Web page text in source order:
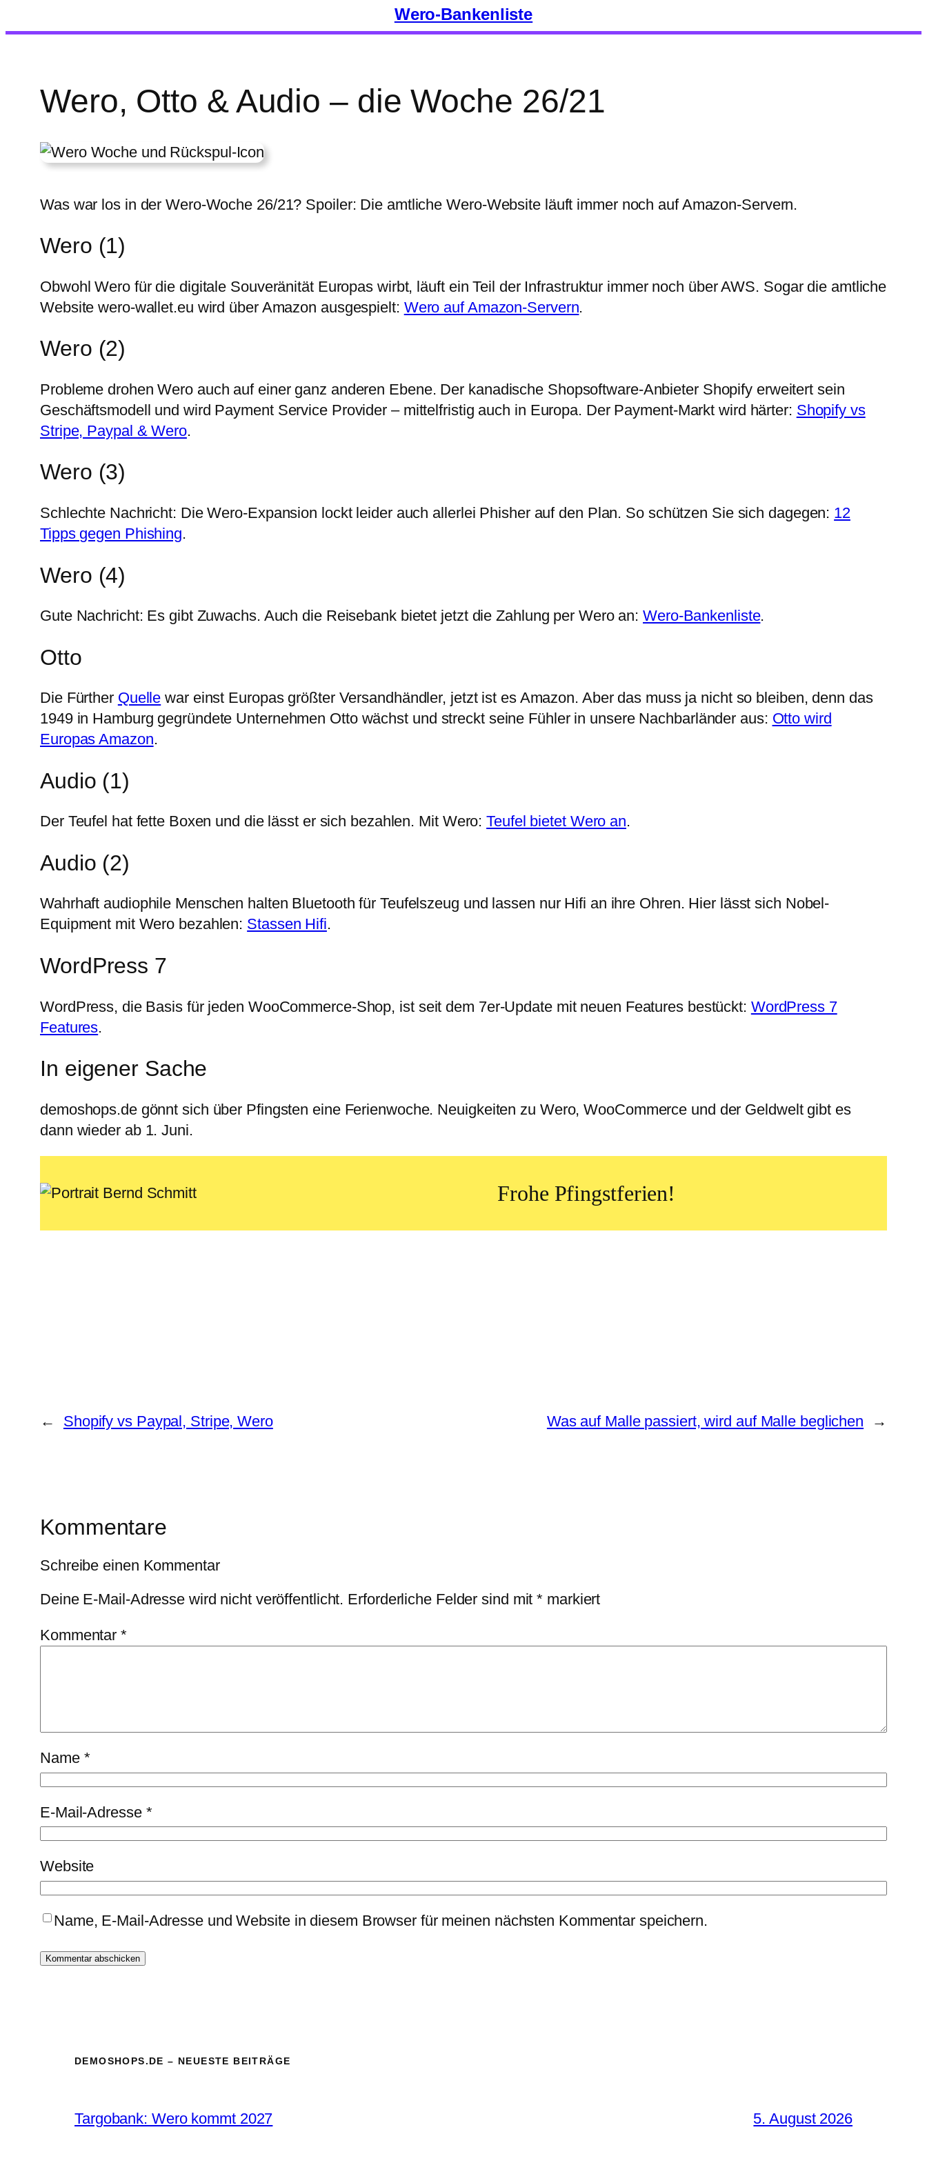
Wero-Bankenliste
Wero, Otto & Audio – die Woche 26/21
Was war los in der Wero-Woche 26/21? Spoiler: Die amtliche Wero-Website läuft immer noch auf Amazon-Servern.
Wero (1)
Obwohl Wero für die digitale Souveränität Europas wirbt, läuft ein Teil der Infrastruktur immer noch über AWS. Sogar die amtliche
Website wero-wallet.eu wird über Amazon ausgespielt: Wero auf Amazon-Servern.
Wero (2)
Probleme drohen Wero auch auf einer ganz anderen Ebene. Der kanadische Shopsoftware-Anbieter Shopify erweitert sein
Geschäftsmodell und wird Payment Service Provider – mittelfristig auch in Europa. Der Payment-Markt wird härter: Shopify vs
Stripe, Paypal & Wero.
Wero (3)
Schlechte Nachricht: Die Wero-Expansion lockt leider auch allerlei Phisher auf den Plan. So schützen Sie sich dagegen: 12
Tipps gegen Phishing.
Wero (4)
Gute Nachricht: Es gibt Zuwachs. Auch die Reisebank bietet jetzt die Zahlung per Wero an:Wero-Bankenliste.
Otto
Die Fürther Quelle war einst Europas größter Versandhändler, jetzt ist es Amazon. Aber das muss ja nicht so bleiben, denn das
1949 in Hamburg gegründete Unternehmen Otto wächst und streckt seine Fühler in unsere Nachbarländer aus: Otto wird
Europas Amazon.
Audio (1)
Der Teufel hat fette Boxen und die lässt er sich bezahlen. Mit Wero:Teufel bietet Wero an.
Audio (2)
Wahrhaft audiophile Menschen halten Bluetooth für Teufelszeug und lassen nur Hifi an ihre Ohren. Hier lässt sich Nobel-
Equipment mit Wero bezahlen: Stassen Hifi.
WordPress 7
WordPress, die Basis für jeden WooCommerce-Shop, ist seit dem 7er-Update mit neuen Features bestückt: WordPress 7
Features.
In eigener Sache
demoshops.de gönnt sich über Pfingsten eine Ferienwoche. Neuigkeiten zu Wero, WooCommerce und der Geldwelt gibt es
dann wieder ab 1. Juni.
Frohe Pfingstferien!
← Shopify vs Paypal, Stripe, Wero Was auf Malle passiert, wird auf Malle beglichen →
Kommentare
Schreibe einen Kommentar
Deine E-Mail-Adresse wird nicht veröffentlicht. Erforderliche Felder sind mit* markiert
Kommentar*
Name *
E-Mail-Adresse *
Website
Name, E-Mail-Adresse und Website in diesem Browser für meinen nächsten Kommentar speichern.
DEMOSHOPS.DE – NEUESTE BEITRÄGE
Targobank: Wero kommt 2027 5. August 2026